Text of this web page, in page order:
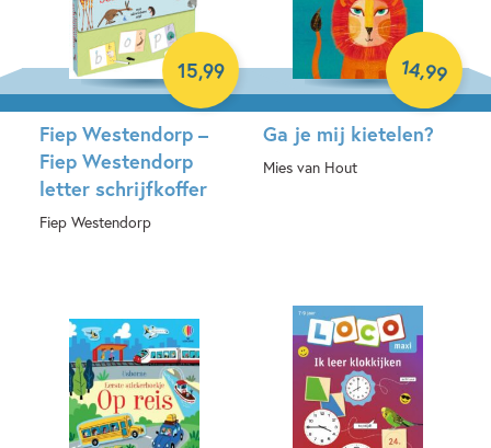
Fiep Westendorp –
Fiep Westendorp
letter schrijfkoffer
Fiep Westendorp
15,99
Ga je mij kietelen?
Mies van Hout
14,99